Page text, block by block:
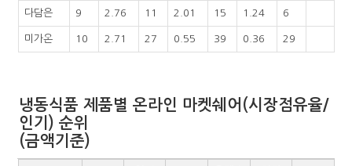
다담은 9 2.76 11 2.01 15 1.24 6
미가온 10 2.71 27 0.55 39 0.36 29
냉동식품 제품별 온라인 마켓쉐어(시장점유율/
인기) 순위
(금액기준)